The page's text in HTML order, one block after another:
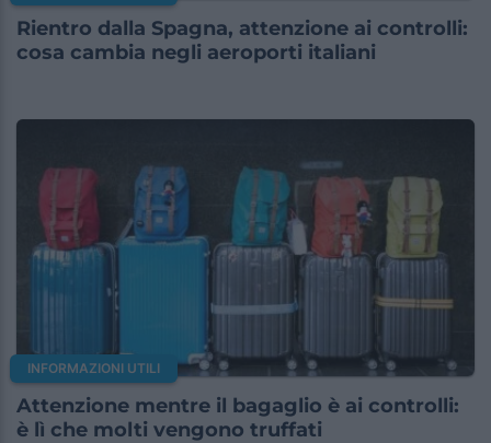
Rientro dalla Spagna, attenzione ai controlli:
cosa cambia negli aeroporti italiani
INFORMAZIONI UTILI
Attenzione mentre il bagaglio è ai controlli:
è lì che molti vengono truffati